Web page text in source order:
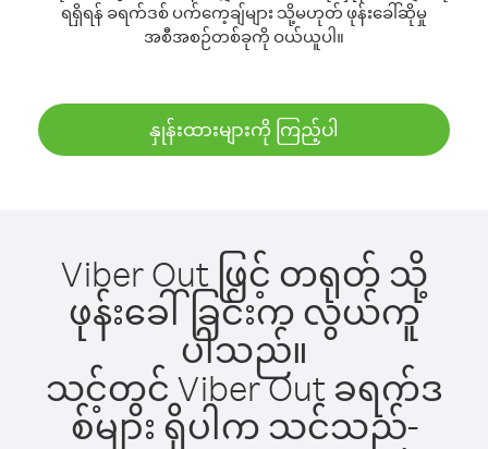
ရရှိရန် ခရက်ဒစ် ပက်ကေ့ချ်များ သို့မဟုတ် ဖုန်းခေါ်ဆိုမှု
အစီအစဉ်တစ်ခုကို ဝယ်ယူပါ။
နှုန်းထားများကို ကြည့်ပါ
Viber Out ဖြင့် တရုတ် သို့
ဖုန်းခေါ်ခြင်းက လွယ်ကူ
ပါသည်။
သင့်တွင် Viber Out ခရက်ဒ
စ်များ ရှိပါက သင်သည်-